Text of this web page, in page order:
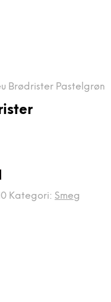
Brødrister Pastelgrøn
Kategori: Smeg